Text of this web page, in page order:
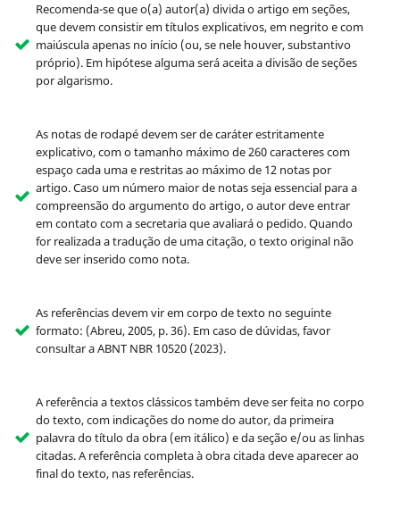
Recomenda-se que o(a) autor(a) divida o artigo em seções,
que devem consistir em títulos explicativos, em negrito e com
maiúscula apenas no início (ou, se nele houver, substantivo
próprio). Em hipótese alguma será aceita a divisão de seções
por algarismo.
As notas de rodapé devem ser de caráter estritamente
explicativo, com o tamanho máximo de 260 caracteres com
espaço cada uma e restritas ao máximo de 12 notas por
artigo. Caso um número maior de notas seja essencial para a
compreensão do argumento do artigo, o autor deve entrar
em contato com a secretaria que avaliará o pedido. Quando
for realizada a tradução de uma citação, o texto original não
deve ser inserido como nota.
As referências devem vir em corpo de texto no seguinte
formato: (Abreu, 2005, p. 36). Em caso de dúvidas, favor
consultar a ABNT NBR 10520 (2023).
A referência a textos clássicos também deve ser feita no corpo
do texto, com indicações do nome do autor, da primeira
palavra do título da obra (em itálico) e da seção e/ou as linhas
citadas. A referência completa à obra citada deve aparecer ao
final do texto, nas referências.